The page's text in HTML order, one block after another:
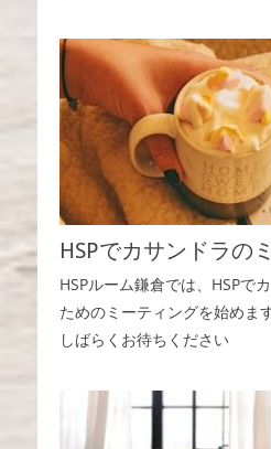
HSPでカサンドラの
HSPルーム鎌倉では、HSPで
ためのミーティングを始めま
しばらくお待ちください